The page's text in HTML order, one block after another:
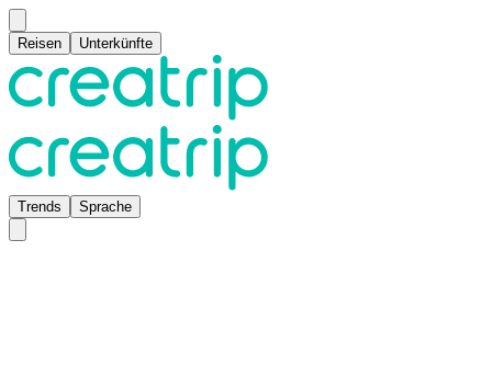
Reisen Unterkünfte
Trends Sprache